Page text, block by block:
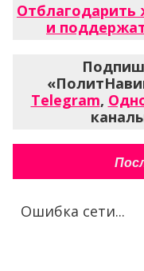
Отблагодарить
и
Telegram,
Ошибка сети...